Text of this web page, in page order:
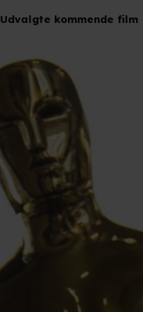
Udvalgte kommende film